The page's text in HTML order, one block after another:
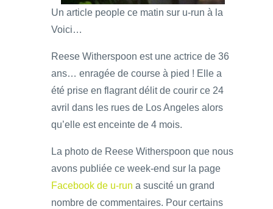
Un article people ce matin sur u-run à la
Voici…
Reese Witherspoon est une actrice de 36
ans… enragée de course à pied ! Elle a
été prise en flagrant délit de courir ce 24
avril dans les rues de Los Angeles alors
qu’elle est enceinte de 4 mois.
La photo de Reese Witherspoon que nous
avons publiée ce week-end sur la page
Facebook de u-run a suscité un grand
nombre de commentaires. Pour certains